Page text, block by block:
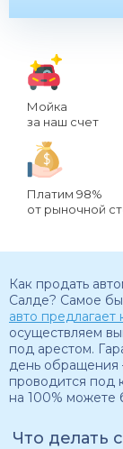
Мойка
за наш счет
Платим 98%
от рыночной
Как продать
Салде? Самое
авто предлагает
осуществляем
под арестом.
день обращения
проводится под
на 100% можете
Что делать